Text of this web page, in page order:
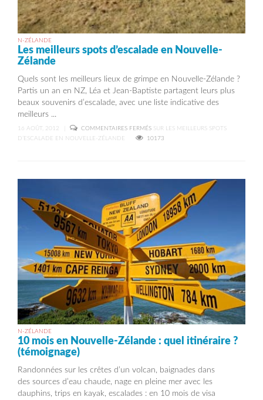
N-ZÉLANDE
Les meilleurs spots d’escalade en Nouvelle-
Zélande
Quels sont les meilleurs lieux de grimpe en Nouvelle-Zélande ?
Partis un an en NZ, Léa et Jean-Baptiste partagent leurs plus
beaux souvenirs d’escalade, avec une liste indicative des
meilleurs ...
16 AOÛT, 2012 COMMENTAIRES FERMÉS SUR LES MEILLEURS SPOTS
D’ESCALADE EN NOUVELLE-ZÉLANDE
10173
N-ZÉLANDE
10 mois en Nouvelle-Zélande : quel itinéraire ?
(témoignage)
Randonnées sur les crêtes d’un volcan, baignades dans
des sources d’eau chaude, nage en pleine mer avec les
dauphins, trips en kayak, escalades : en 10 mois de visa